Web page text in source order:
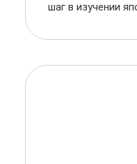
шаг в изучении